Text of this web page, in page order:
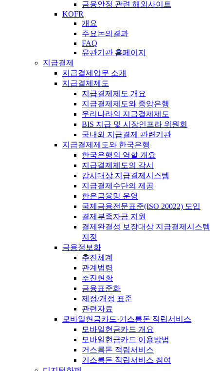
금융안정 관련 해외사이트
KOFR
개요
주요논의결과
FAQ
유관기관 홈페이지
지급결제
지급결제업무 소개
지급결제제도
지급결제제도 개요
지급결제제도와 중앙은행
우리나라의 지급결제제도
BIS 지급 및 시장인프라 위원회
국내외 지급결제 관련기관
지급결제제도와 한국은행
한국은행의 역할 개요
지급결제제도의 감시
감시대상 지급결제시스템
지급결제수단의 제공
한은금융망 운영
국제금융전문표준(ISO 20022) 도입
결제부족자금 지원
결제완결성 보장대상 지급결제시스템
지정
금융정보화
추진체계
관계법령
추진현황
금융표준화
제정/개정 표준
관련자료
모바일현금카드·거스름돈 적립서비스
모바일현금카드 개요
모바일현금카드 이용방법
거스름돈 적립서비스
거스름돈 적립서비스 참여